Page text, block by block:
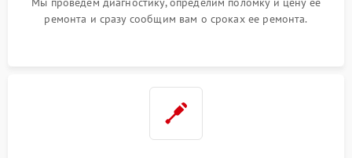
ремонта и сразу сообщим вам о сроках ее ремонта.